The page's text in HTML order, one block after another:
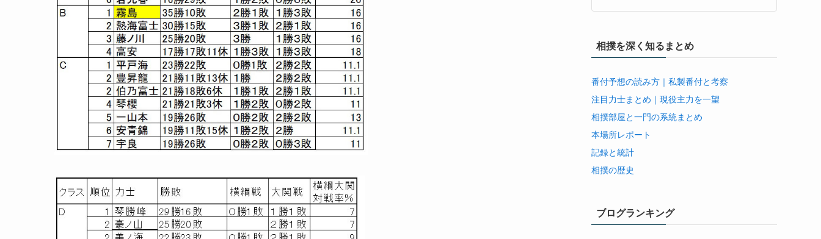
相撲を深く知るまとめ
番付予想の読み方｜私製番付と考察
注目力士まとめ｜現役主力を一望
相撲部屋と一門の系統まとめ
本場所レポート
記録と統計
相撲の歴史
ブログランキング